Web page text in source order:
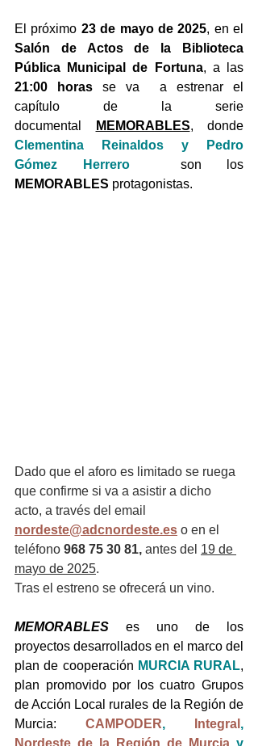
El próximo 23 de mayo de 2025
Salón de Actos de la Biblioteca
Pública Municipal de Fortuna
21:00 horas se va  a estrenar el
capítulo de la serie
documental
MEMORABLES
Clementina Reinaldos y Pedro
Gómez Herrero
MEMORABLES protagonistas.
Dado que el aforo es limitado se ruega
que confirme si va a asistir a dicho
acto, a través del email
nordeste@adcnordeste.es o en el
teléfono 968 75 30 81, antes del 19 de
mayo de 2025.
Tras el estreno se ofrecerá un vino.
MEMORABLES es uno de los
proyectos desarrollados en el marco del
plan de cooperación MURCIA RURAL,
plan promovido por los cuatro Grupos
de Acción Local rurales de la Región de
Murcia: CAMPODER, Integral
Nordeste de la Región de Murcia